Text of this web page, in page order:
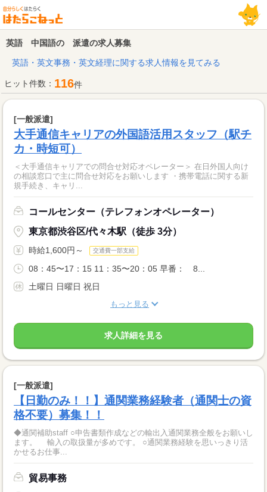
英語 中国語の 派遣の求人募集
英語・英文事務・英文経理に関する求人情報を見てみる
ヒット件数： 116件
[一般派遣]
大手通信キャリアの外国語活用スタッフ（駅チ
カ・時短可）
＜大手通信キャリアでの問合せ対応オペレーター＞ 在日外国人向け
の相談窓口で主に問合せ対応をお願いします ・携帯電話に関する新
規手続き、キャリ...
コールセンター（テレフォンオペレーター）
東京都渋谷区/代々木駅（徒歩 3分）
時給1,600円～ 交通費一部支給
08：45〜17：15 11：35〜20：05 早番： 8...
土曜日 日曜日 祝日
もっと見る
求人詳細を見る
[一般派遣]
【日勤のみ！！】通関業務経験者（通関士の資
格不要）募集！！
◆通関補助staff ○申告書類作成などの輸出入通関業務全般をお願いし
ます。 輸入の取扱量が多めです。 ○通関業務経験を思いっきり活
かせるお仕事...
貿易事務